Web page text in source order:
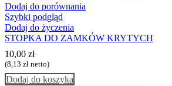
Dodaj do porównania
Szybki podgląd
Dodaj do życzenia
STOPKA DO ZAMKÓW KRYTYCH
10,00 zł
(8,13 zł netto)
Dodaj do koszyka